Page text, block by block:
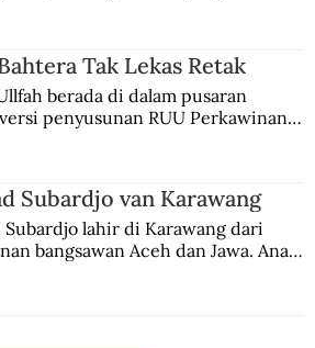
Tak Lekas Retak
berada di dalam pusaran
penyusunan RUU Perkawinan.
Subardjo van Karawang
Subardjo lahir di Karawang dari
bangsawan Aceh dan Jawa. Anak